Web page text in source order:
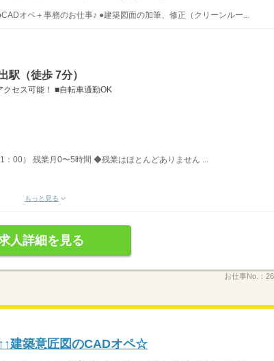
オペ＋事務のお仕事♪ ●建築図面の加筆、修正（クリーンルー...
駅（徒歩 7分）
セス可能！ ■自転車通勤OK
00） 残業月0〜5時間 ◆残業はほとんどありません ...
もっと見る
人詳細を見る
お仕事No.：
建築意匠図のCADオペ☆